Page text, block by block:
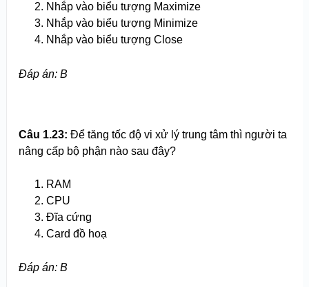
Nhắp vào biểu tượng Maximize
Nhắp vào biểu tượng Minimize
Nhắp vào biểu tượng Close
Đáp án: B
Câu 1.23: Để tăng tốc độ vi xử lý trung tâm thì người ta
nâng cấp bộ phận nào sau đây?
RAM
CPU
Đĩa cứng
Card đồ hoạ
Đáp án: B